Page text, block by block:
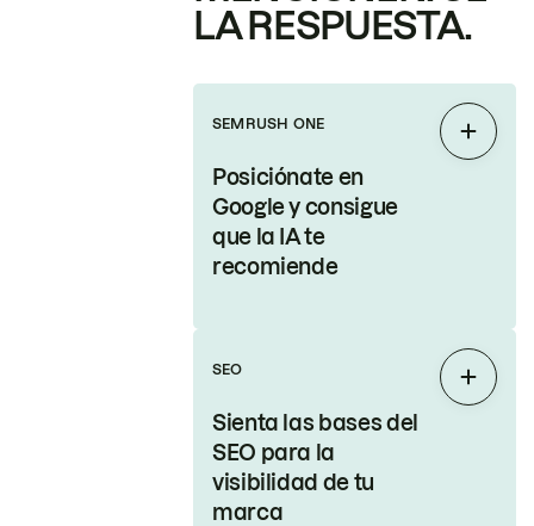
LA RESPUESTA.
SEMRUSH ONE
Posiciónate en
Google y consigue
que la IA te
recomiende
SEO
Sienta las bases del
SEO para la
visibilidad de tu
marca